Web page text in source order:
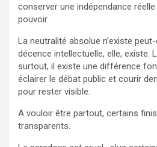
conserver une indépendance
pouvoir.
La neutralité absolue n’existe
décence intellectuelle, elle, existe.
surtout, il existe une différence
éclairer le débat public et courir
pour rester visible.
A vouloir être partout, certains
transparents.